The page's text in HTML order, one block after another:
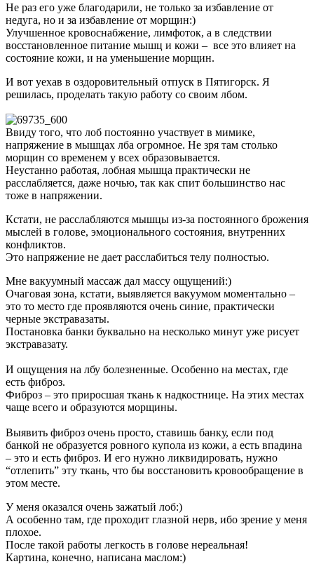
Не раз его уже благодарили, не только за избавление от
недуга, но и за избавление от морщин:)
Улучшенное кровоснабжение, лимфоток, а в следствии
восстановленное питание мышц и кожи – все это влияет на
состояние кожи, и на уменьшение морщин.
И вот уехав в оздоровительный отпуск в Пятигорск. Я
решилась, проделать такую работу со своим лбом.
Ввиду того, что лоб постоянно участвует в мимике,
напряжение в мышцах лба огромное. Не зря там столько
морщин со временем у всех образовывается.
Неустанно работая, лобная мышца практически не
расслабляется, даже ночью, так как спит большинство нас
тоже в напряжении.
Кстати, не расслабляются мышцы из-за постоянного брожения
мыслей в голове, эмоционального состояния, внутренних
конфликтов.
Это напряжение не дает расслабиться телу полностью.
Мне вакуумный массаж дал массу ощущений:)
Очаговая зона, кстати, выявляется вакуумом моментально –
это то место где проявляются очень синие, практически
черные экстравазаты.
Постановка банки буквально на несколько минут уже рисует
экстравазату.
И ощущения на лбу болезненные. Особенно на местах, где
есть фиброз.
Фиброз – это приросшая ткань к надкостнице. На этих местах
чаще всего и образуются морщины.
Выявить фиброз очень просто, ставишь банку, если под
банкой не образуется ровного купола из кожи, а есть впадина
– это и есть фиброз. И его нужно ликвидировать, нужно
“отлепить” эту ткань, что бы восстановить кровообращение в
этом месте.
У меня оказался очень зажатый лоб:)
А особенно там, где проходит глазной нерв, ибо зрение у меня
плохое.
После такой работы легкость в голове нереальная!
Картина, конечно, написана маслом:)